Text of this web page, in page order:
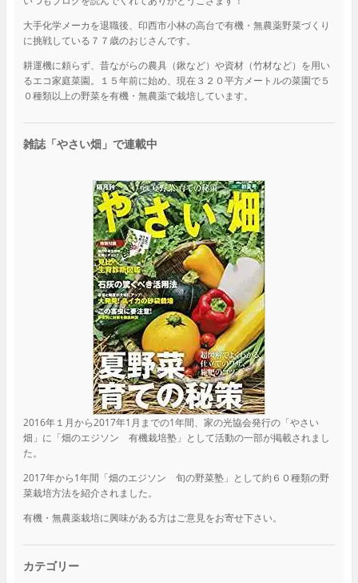
大手化学メーカを退職後、印西市小林の高台で有機・無農薬野菜づくり
に挑戦している７７歳のおじさんです。
耕運機に頼らず、昔ながらの農具（鍬など）や資材（竹材など）を用い
るエコ家庭菜園。１５年前に始め、現在３２０平方メートルの菜園で５
０種類以上の野菜を有機・無農薬で栽培しています。
雑誌「やさい畑」で連載中
2016年１月から2017年1月までの1年間、家の光協会発行の「やさい
畑」に「畑のエジソン 有機栽培塾」として活動の一部が掲載されまし
た。
2017年から1年間「畑のエジソン 旬の野菜塾」として約６０種類の野
菜栽培方法を紹介されました。
有機・無農薬栽培に興味がある方はご意見をお寄せ下さい。
カテゴリー